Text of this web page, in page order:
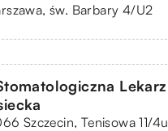
św. Barbary 4/U2
Lekarz
Szczecin, Tenisowa 11/4u